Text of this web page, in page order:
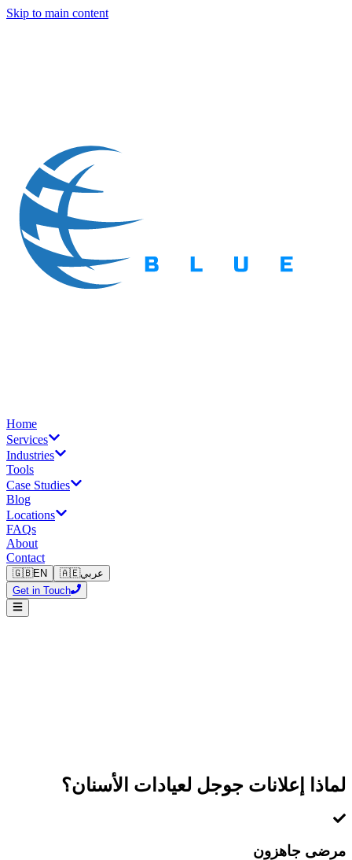
Skip to main content
Home
Services
Industries
Tools
Case Studies
Blog
Locations
FAQs
About
Contact
🇬🇧EN 🇦🇪عربي
Get in Touch
لماذا إعلانات جوجل لعيادات الأسنان؟
مرضى جاهزون